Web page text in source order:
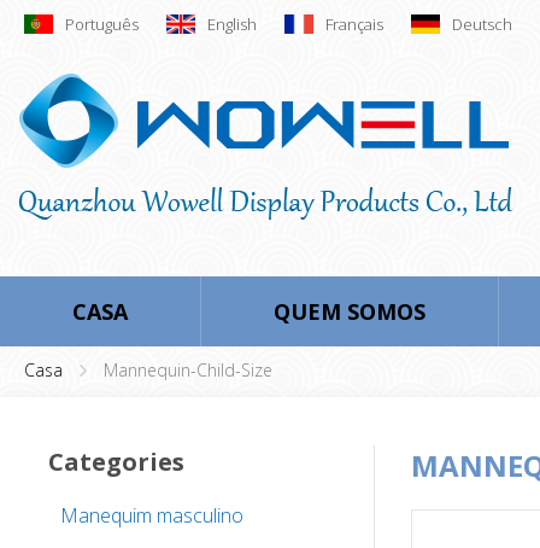
Português English Français Deutsch
CASA QUEM SOMOS
Casa Mannequin-Child-Size
Categories
Manequim masculino